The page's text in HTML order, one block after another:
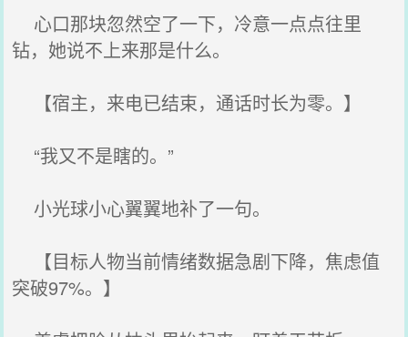
心口那块忽然空了一下，冷意一点点往里
钻，她说不上来那是什么。
【宿主，来电已结束，通话时长为零。】
“我又不是瞎的。”
小光球小心翼翼地补了一句。
【目标人物当前情绪数据急剧下降，焦虑值
突破97%。】